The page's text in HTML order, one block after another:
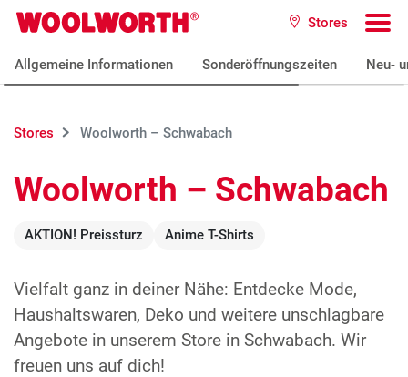
Zum Hauptinhalt
Woolworth GmbH Stores
Allgemeine Informationen Sonderöffnungszeiten Neu-
Stores Woolworth – Schwabach
Woolworth – Schwabach
AKTION! Preissturz Anime T-Shirts
Vielfalt ganz in deiner Nähe: Entdecke Mode,
Haushaltswaren, Deko und weitere unschlagbare
Angebote in unserem Store in Schwabach. Wir
freuen uns auf dich!